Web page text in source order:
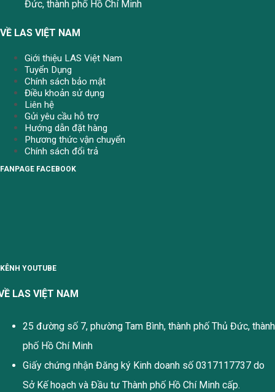
Đức, thành phố Hồ Chí Minh
VỀ LAS VIỆT NAM
Giới thiệu LAS Việt Nam
Tuyển Dụng
Chính sách bảo mật
Điều khoản sử dụng
Liên hệ
Gửi yêu cầu hỗ trợ
Hướng dẫn đặt hàng
Phương thức vận chuyển
Chính sách đổi trả
FANPAGE FACEBOOK
KÊNH YOUTUBE
LAS VIỆT NAM
25 đường số 7, phường Tam Bình, thành phố Thủ Đức, thành
phố Hồ Chí Minh
Giấy chứng nhận Đăng ký Kinh doanh số 0317117737 do
Sở Kế hoạch và Đầu tư Thành phố Hồ Chí Minh cấp.